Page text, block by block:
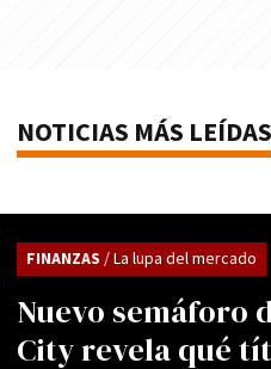
NOTICIAS MÁS LEÍDAS
Nuevo semáforo
City revela qué
FINANZAS / La lupa del mercado